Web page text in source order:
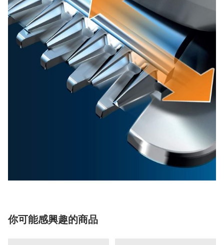
你可能感興趣的商品